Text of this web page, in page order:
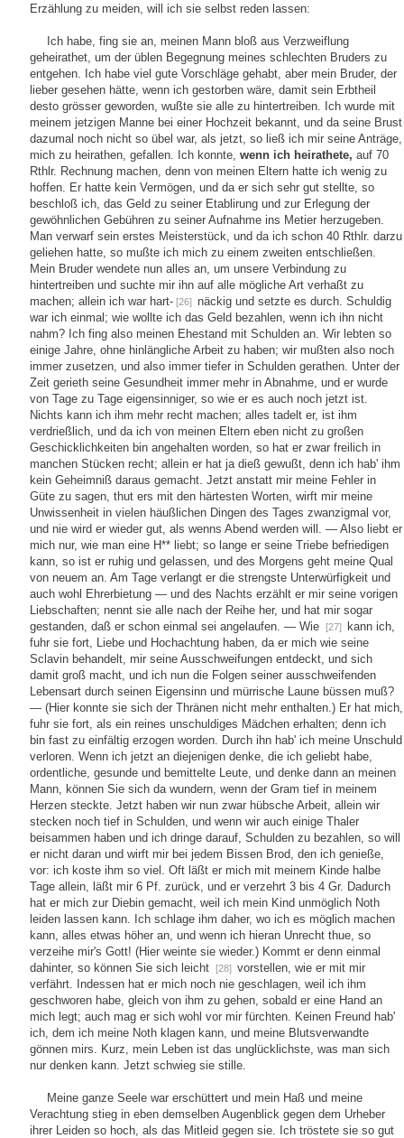
Erzählung zu meiden, will ich sie selbst reden lassen:
Ich habe, fing sie an, meinen Mann bloß aus Verzweiflung
geheirathet, um der üblen Begegnung meines schlechten Bruders zu
entgehen. Ich habe viel gute Vorschläge gehabt, aber mein Bruder, der
lieber gesehen hätte, wenn ich gestorben wäre, damit sein Erbtheil
desto grösser geworden, wußte sie alle zu hintertreiben. Ich wurde mit
meinem jetzigen Manne bei einer Hochzeit bekannt, und da seine Brust
dazumal noch nicht so übel war, als jetzt, so ließ ich mir seine Anträge,
mich zu heirathen, gefallen. Ich konnte, wenn ich heirathete, auf 70
Rthlr. Rechnung machen, denn von meinen Eltern hatte ich wenig zu
hoffen. Er hatte kein Vermögen, und da er sich sehr gut stellte, so
beschloß ich, das Geld zu seiner Etablirung und zur Erlegung der
gewöhnlichen Gebühren zu seiner Aufnahme ins Metier herzugeben.
Man verwarf sein erstes Meisterstück, und da ich schon 40 Rthlr. darzu
geliehen hatte, so mußte ich mich zu einem zweiten entschließen.
Mein Bruder wendete nun alles an, um unsere Verbindung zu
hintertreiben und suchte mir ihn auf alle mögliche Art verhaßt zu
machen; allein ich war hart- [26] näckig und setzte es durch. Schuldig
war ich einmal; wie wollte ich das Geld bezahlen, wenn ich ihn nicht
nahm? Ich fing also meinen Ehestand mit Schulden an. Wir lebten so
einige Jahre, ohne hinlängliche Arbeit zu haben; wir mußten also noch
immer zusetzen, und also immer tiefer in Schulden gerathen. Unter der
Zeit gerieth seine Gesundheit immer mehr in Abnahme, und er wurde
von Tage zu Tage eigensinniger, so wie er es auch noch jetzt ist.
Nichts kann ich ihm mehr recht machen; alles tadelt er, ist ihm
verdrießlich, und da ich von meinen Eltern eben nicht zu großen
Geschicklichkeiten bin angehalten worden, so hat er zwar freilich in
manchen Stücken recht; allein er hat ja dieß gewußt, denn ich hab' ihm
kein Geheimniß daraus gemacht. Jetzt anstatt mir meine Fehler in
Güte zu sagen, thut ers mit den härtesten Worten, wirft mir meine
Unwissenheit in vielen häußlichen Dingen des Tages zwanzigmal vor,
und nie wird er wieder gut, als wenns Abend werden will. — Also liebt er
mich nur, wie man eine H** liebt; so lange er seine Triebe befriedigen
kann, so ist er ruhig und gelassen, und des Morgens geht meine Qual
von neuem an. Am Tage verlangt er die strengste Unterwürfigkeit und
auch wohl Ehrerbietung — und des Nachts erzählt er mir seine vorigen
Liebschaften; nennt sie alle nach der Reihe her, und hat mir sogar
gestanden, daß er schon einmal sei angelaufen. — Wie
[27] kann ich,
fuhr sie fort, Liebe und Hochachtung haben, da er mich wie seine
Sclavin behandelt, mir seine Ausschweifungen entdeckt, und sich
damit groß macht, und ich nun die Folgen seiner ausschweifenden
Lebensart durch seinen Eigensinn und mürrische Laune büssen muß?
— (Hier konnte sie sich der Thränen nicht mehr enthalten.) Er hat mich,
fuhr sie fort, als ein reines unschuldiges Mädchen erhalten; denn ich
bin fast zu einfältig erzogen worden. Durch ihn hab' ich meine Unschuld
verloren. Wenn ich jetzt an diejenigen denke, die ich geliebt habe,
ordentliche, gesunde und bemittelte Leute, und denke dann an meinen
Mann, können Sie sich da wundern, wenn der Gram tief in meinem
Herzen steckte. Jetzt haben wir nun zwar hübsche Arbeit, allein wir
stecken noch tief in Schulden, und wenn wir auch einige Thaler
beisammen haben und ich dringe darauf, Schulden zu bezahlen, so will
er nicht daran und wirft mir bei jedem Bissen Brod, den ich genieße,
vor: ich koste ihm so viel. Oft läßt er mich mit meinem Kinde halbe
Tage allein, läßt mir 6 Pf. zurück, und er verzehrt 3 bis 4 Gr. Dadurch
hat er mich zur Diebin gemacht, weil ich mein Kind unmöglich Noth
leiden lassen kann. Ich schlage ihm daher, wo ich es möglich machen
kann, alles etwas höher an, und wenn ich hieran Unrecht thue, so
verzeihe mir's Gott! (Hier weinte sie wieder.) Kommt er denn einmal
dahinter, so können Sie sich leicht
[28] vorstellen, wie er mit mir
verfährt. Indessen hat er mich noch nie geschlagen, weil ich ihm
geschworen habe, gleich von ihm zu gehen, sobald er eine Hand an
mich legt; auch mag er sich wohl vor mir fürchten. Keinen Freund hab'
ich, dem ich meine Noth klagen kann, und meine Blutsverwandte
gönnen mirs. Kurz, mein Leben ist das unglücklichste, was man sich
nur denken kann. Jetzt schwieg sie stille.
Meine ganze Seele war erschüttert und mein Haß und meine
Verachtung stieg in eben demselben Augenblick gegen dem Urheber
ihrer Leiden so hoch, als das Mitleid gegen sie. Ich tröstete sie so gut